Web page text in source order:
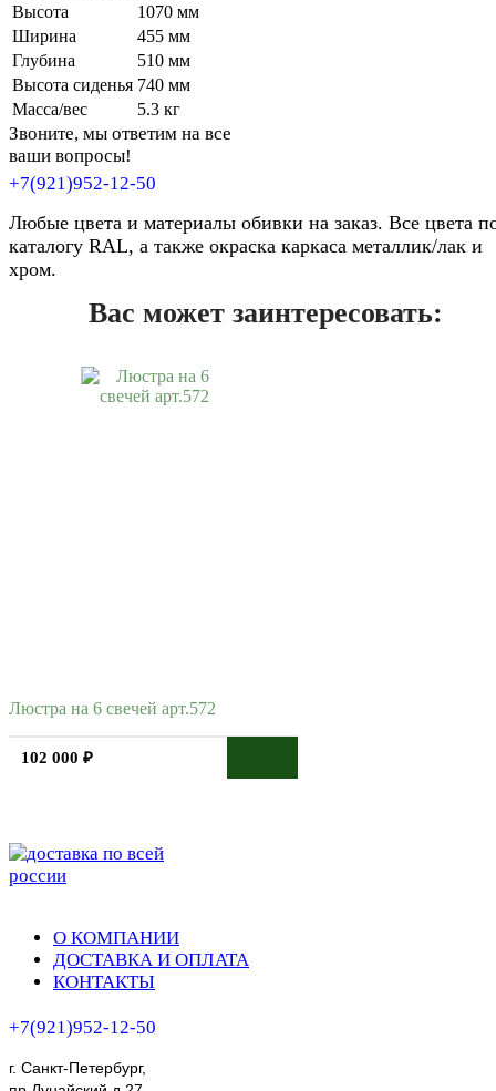
Высота
1070 мм
Ширина
455 мм
Глубина
510 мм
Высота сиденья 740 мм
Масса/вес
5.3 кг
Звоните, мы ответим на все
ваши вопросы!
+7(921)952-12-50
Любые цвета и материалы обивки на заказ. Все цвета
каталогу RAL, а также окраска каркаса металлик/лак и
хром.
Вас может заинтересовать:
Люстра на 6 свечей арт.572
102 000 ₽
О КОМПАНИИ
ДОСТАВКА И ОПЛАТА
КОНТАКТЫ
+7(921)952-12-50
г. Санкт-Петербург,